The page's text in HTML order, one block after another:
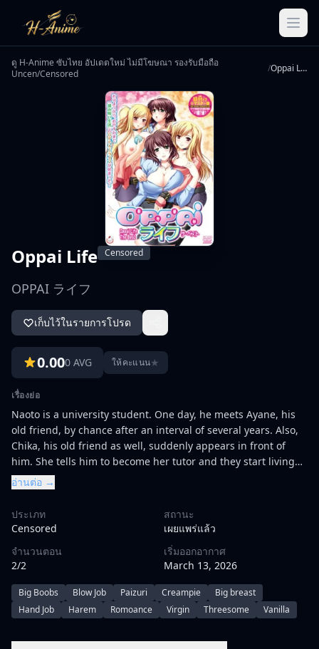
ดู H-Anime ซับไทย อัปเดตใหม่ ไม่มีโฆษณา รองรับมือถือ
Uncen/Censored
/ Oppai Life
Oppai Life Censored
OPPAI ライフ
เก็บไว้ในรายการโปรด
0.000 AVG ให้คะแนน★
เรื่องย่อ
Naoto is a university student. One day, he meets Ayane, his
old friend, by chance after an interval of several years. Also,
Chika, his old friend as well, suddenly appears in front of
him. She tells him to become her tutor and they start living
together but will Naoto resist the temptation of those
delicious big boobs?
อ่านต่อ →
ประเภท
Censored
สถานะ
เผยแพร่แล้ว
จำนวนตอน
2/2
เริ่มออกอากาศ
March 13, 2026
Big Boobs Blow Job Paizuri Creampie
Big breast
Hand Job
Harem Romoance Virgin Threesome Vanilla